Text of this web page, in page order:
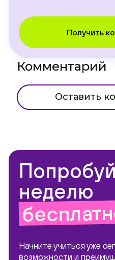
Получить
Комментарий
Оставить
неделю
Начните учиться уже
возможности и